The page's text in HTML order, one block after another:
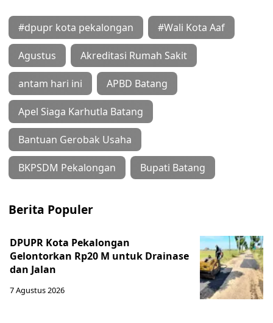
#dpupr kota pekalongan #Wali Kota Aaf
Agustus Akreditasi Rumah Sakit
antam hari ini APBD Batang
Apel Siaga Karhutla Batang
Bantuan Gerobak Usaha
BKPSDM Pekalongan Bupati Batang
Berita Populer
DPUPR Kota Pekalongan
Gelontorkan Rp20 M untuk Drainase
dan Jalan
7 Agustus 2026